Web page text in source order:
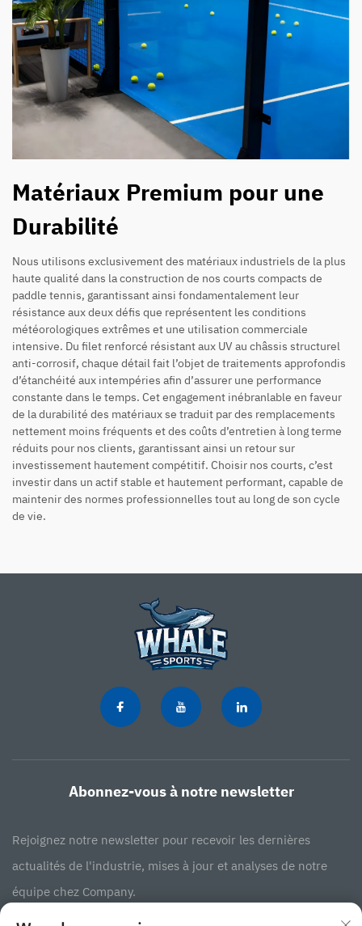
Matériaux Premium pour une
Durabilité
Nous utilisons exclusivement des matériaux industriels de la plus
haute qualité dans la construction de nos courts compacts de
paddle tennis, garantissant ainsi fondamentalement leur
résistance aux deux défis que représentent les conditions
météorologiques extrêmes et une utilisation commerciale
intensive. Du filet renforcé résistant aux UV au châssis structurel
anti-corrosif, chaque détail fait l’objet de traitements approfondis
d’étanchéité aux intempéries afin d’assurer une performance
constante dans le temps. Cet engagement inébranlable en faveur
de la durabilité des matériaux se traduit par des remplacements
nettement moins fréquents et des coûts d’entretien à long terme
réduits pour nos clients, garantissant ainsi un retour sur
investissement hautement compétitif. Choisir nos courts, c’est
investir dans un actif stable et hautement performant, capable de
maintenir des normes professionnelles tout au long de son cycle
de vie.
Abonnez-vous à notre newsletter
Rejoignez notre newsletter pour recevoir les dernières
actualités de l'industrie, mises à jour et analyses de notre
équipe chez Company.